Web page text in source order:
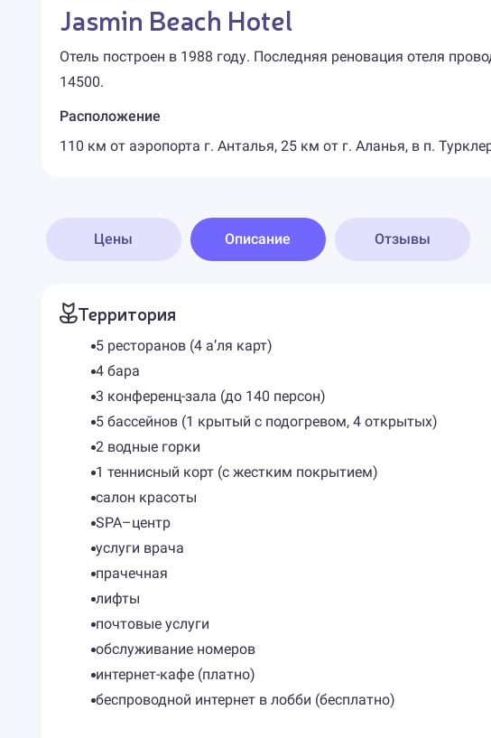
Jasmin Beach Hotel
Отель построен в 1988 году. Последняя реновация отеля
14500.
Расположение
110 км от аэропорта г. Анталья, 25 км от г. Аланья, в п.
Цены Описание Отзывы
Территория
5 ресторанов (4 а’ля карт)
4 бара
3 конференц-зала (до 140 персон)
5 бассейнов (1 крытый с подогревом, 4 открытых)
2 водные горки
1 теннисный корт (с жестким покрытием)
салон красоты
SPA–центр
услуги врача
прачечная
лифты
почтовые услуги
обслуживание номеров
интернет-кафе (платно)
беспроводной интернет в лобби (бесплатно)